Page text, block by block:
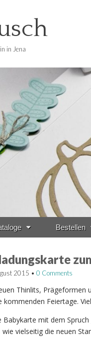
in Jena
Bestellen
2015 • 0 Comments
Thinlits, Prägeformen
kommenden Feiertage.
Babykarte mit dem
vielseitig die neuen